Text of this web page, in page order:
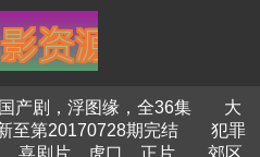
国产剧，浮图缘，全36集
大
至第20170728期完结
犯罪
喜剧片，虎口，正片
郊区